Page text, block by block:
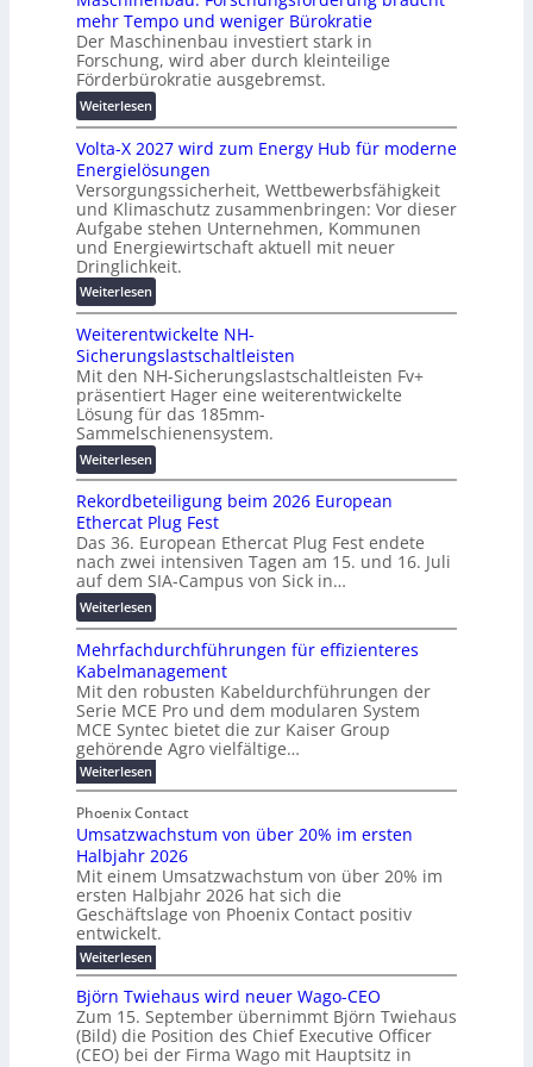
e
r
u
n
g
s
l
ö
s
u
n
g
e
n
e
s
c
h
u
t
z
u
n
d
d
i
g
i
t
a
l
e
T
r
a
n
s
p
a
r
e
n
z
mehr Tempo und weniger Bürokratie
Der Maschinenbau investiert stark in
Forschung, wird aber durch kleinteilige
Förderbürokratie ausgebremst.
Weiterlesen:
M
a
s
c
h
i
n
e
n
b
a
u
:
F
o
r
s
h
u
n
g
s
f
r
d
e
r
u
n
g
b
r
a
u
c
h
t
m
e
h
r
T
Volta-X 2027 wird zum Energy Hub für moderne
Energielösungen
Versorgungssicherheit, Wettbewerbsfähigkeit
und Klimaschutz zusammenbringen: Vor dieser
Aufgabe stehen Unternehmen, Kommunen
und Energiewirtschaft aktuell mit neuer
Dringlichkeit.
Weiterlesen:
V
o
l
t
a
-
X
2
0
2
7
w
i
r
d
z
u
m
E
n
e
r
g
u
b
f
ü
r
m
o
d
e
r
n
Weiterentwickelte NH-
Sicherungslastschaltleisten
Mit den NH-Sicherungslastschaltleisten Fv+
präsentiert Hager eine weiterentwickelte
Lösung für das 185mm-
Sammelschienensystem.
Weiterlesen:
W
e
i
t
e
r
e
n
t
w
i
c
k
e
l
e
N
H
-
S
i
c
h
e
r
u
n
Rekordbeteiligung beim 2026 European
Ethercat Plug Fest
Das 36. European Ethercat Plug Fest endete
nach zwei intensiven Tagen am 15. und 16. Juli
auf dem SIA-Campus von Sick in…
Weiterlesen:
R
e
k
o
r
d
b
e
e
i
l
i
g
u
n
g
b
e
i
m
Mehrfachdurchführungen für effizienteres
Kabelmanagement
Mit den robusten Kabeldurchführungen der
Serie MCE Pro und dem modularen System
MCE Syntec bietet die zur Kaiser Group
gehörende Agro vielfältige…
Weiterlesen:
M
h
r
f
a
c
h
d
u
r
c
f
ü
h
r
Phoenix Contact
Umsatzwachstum von über 20% im ersten
Halbjahr 2026
Mit einem Umsatzwachstum von über 20% im
ersten Halbjahr 2026 hat sich die
Geschäftslage von Phoenix Contact positiv
entwickelt.
Weiterlesen:
U
m
s
a
t
z
Björn Twiehaus wird neuer Wago-CEO
Zum 15. September übernimmt Björn Twiehaus
(Bild) die Position des Chief Executive Officer
(CEO) bei der Firma Wago mit Hauptsitz in